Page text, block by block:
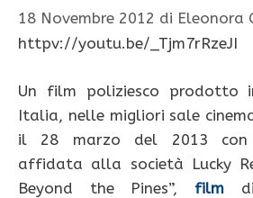
18 Novembre 2012 di Eleonora
httpv://youtu.be/_Tjm7rRzeJI
Un film poliziesco prodotto
Italia, nelle migliori sale
il 28 marzo del 2013 con
affidata alla società Lucky
Beyond the Pines”, film